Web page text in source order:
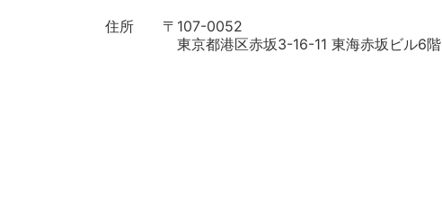
住所 〒107-0052
東京都港区赤坂3-16-11 東海赤坂ビル6階